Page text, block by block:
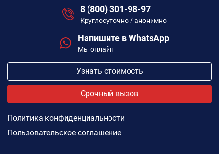
8 (800) 301-98-97
Круглосуточно / анонимно
Напишите в WhatsApp
Мы онлайн
Узнать стоимость
Срочный вызов
Политика конфиденциальности
Пользовательское соглашение